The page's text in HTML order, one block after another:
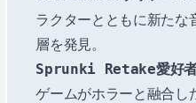
ラクターとともに新たな
層を発見。
Sprunki Retake愛好
ゲームがホラーと融合し